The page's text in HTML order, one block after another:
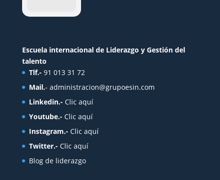
Escuela internacional de Liderazgo y Gestión del
talento
Tlf.- 91 013 31 72
Mail.- administracion@grupoesin.com
Linkedin.- Clic aquí
Youtube.- Clic aquí
Instagram.- Clic aquí
Twitter.- Clic aquí
Blog de liderazgo